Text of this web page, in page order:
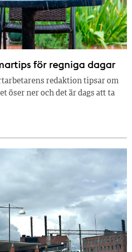
för regniga dagar
redaktion tipsar om
öser ner och det är dags att ta